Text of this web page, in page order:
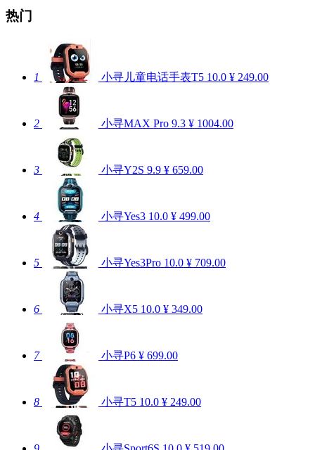
热门
1 小寻儿童电话手表T5 10.0 ¥ 249.00
2 小寻MAX Pro 9.3 ¥ 1004.00
3 小寻Y2S 9.9 ¥ 659.00
4 小寻Yes3 10.0 ¥ 499.00
5 小寻Yes3Pro 10.0 ¥ 709.00
6 小寻X5 10.0 ¥ 349.00
7 小寻P6 ¥ 699.00
8 小寻T5 10.0 ¥ 249.00